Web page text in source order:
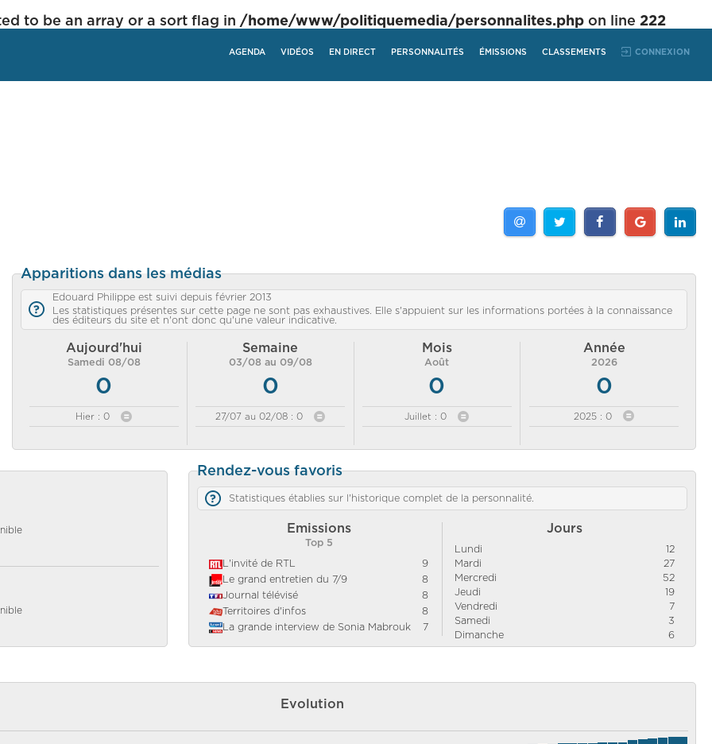
to be an array or a sort flag in /home/www/politiquemedia/personnalites.php on line 222
AGENDA VIDÉOS EN DIRECT PERSONNALITÉS ÉMISSIONS CLASSEMENTS CONNEXION
Apparitions dans les médias
Edouard Philippe est suivi depuis février 2013
Les statistiques présentes sur cette page ne sont pas exhaustives. Elle s'appuient sur les informations portées à la connaissance
des éditeurs du site et n'ont donc qu'une valeur indicative.
Aujourd'hui
Samedi 08/08
0
Hier : 0
Semaine
03/08 au 09/08
0
27/07 au 02/08 : 0
Mois
Août
0
Juillet : 0
Année
2026
0
2025 : 0
Rendez-vous favoris
Statistiques établies sur l'historique complet de la personnalité.
Emissions
Top 5
L'invité de RTL
9
Le grand entretien du 7/9
8
Journal télévisé
8
Territoires d'infos
8
La grande interview de Sonia Mabrouk
7
Jours
Lundi
12
Mardi
27
Mercredi
52
Jeudi
19
Vendredi
7
Samedi
3
Dimanche
6
Evolution